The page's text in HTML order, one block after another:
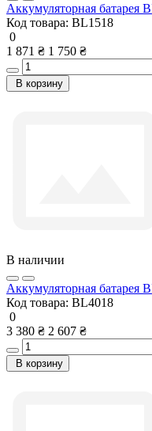
Аккумуляторная
Код товара: BL1518
0
1 871 ₴ 1 750 ₴
В корзину
В наличии
Аккумуляторная
Код товара: BL4018
0
3 380 ₴ 2 607 ₴
В корзину